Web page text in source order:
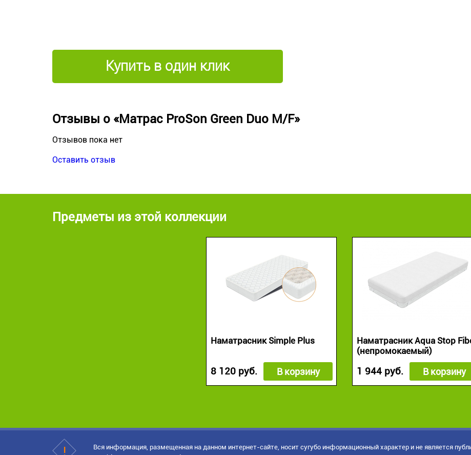
Купить в один клик
Отзывы о «Матрас ProSon Green Duo M/F»
Отзывов пока нет
Оставить отзыв
Предметы из этой коллекции
Наматрасник Simple Plus
8 120 руб. В корзину
Наматрасник Aqua Stop
(непромокаемый)
1 944 руб. В корзину
Вся информация, размещенная на данном интернет-сайте, носит сугубо информационный характер и не является